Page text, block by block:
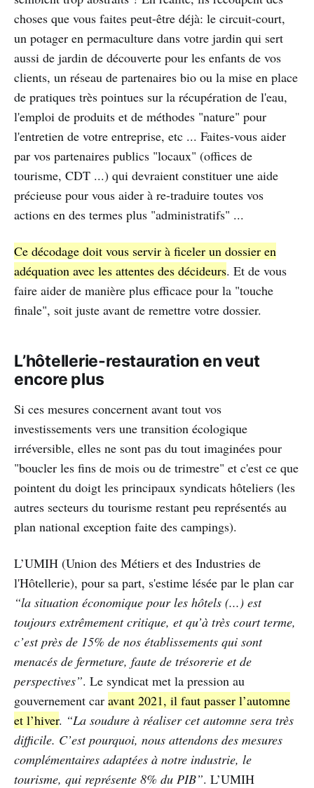
choses que vous faites peut-être déjà: le circuit-court,
un potager en permaculture dans votre jardin qui sert
aussi de jardin de découverte pour les enfants de vos
clients, un réseau de partenaires bio ou la mise en place
de pratiques très pointues sur la récupération de l'eau,
l'emploi de produits et de méthodes "nature" pour
l'entretien de votre entreprise, etc ... Faites-vous aider
par vos partenaires publics "locaux" (offices de
tourisme, CDT ...) qui devraient constituer une aide
précieuse pour vous aider à re-traduire toutes vos
actions en des termes plus "administratifs" ...
Ce décodage doit vous servir à ficeler un dossier en
adéquation avec les attentes des décideurs. Et de vous
faire aider de manière plus efficace pour la "touche
finale", soit juste avant de remettre votre dossier.
L’hôtellerie-restauration en veut
encore plus
Si ces mesures concernent avant tout vos
investissements vers une transition écologique
irréversible, elles ne sont pas du tout imaginées pour
"boucler les fins de mois ou de trimestre" et c'est ce que
pointent du doigt les principaux syndicats hôteliers (les
autres secteurs du tourisme restant peu représentés au
plan national exception faite des campings).
L’UMIH (Union des Métiers et des Industries de
l'Hôtellerie), pour sa part, s'estime lésée par le plan car
“la situation économique pour les hôtels (...) est
toujours extrêmement critique, et qu’à très court terme,
c’est près de 15% de nos établissements qui sont
menacés de fermeture, faute de trésorerie et de
perspectives”. Le syndicat met la pression au
gouvernement car avant 2021, il faut passer l’automne
et l’hiver. “La soudure à réaliser cet automne sera très
difficile. C’est pourquoi, nous attendons des mesures
complémentaires adaptées à notre industrie, le
tourisme, qui représente 8% du PIB”. L’UMIH